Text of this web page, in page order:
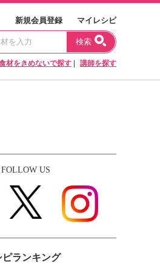
新規会員登録 マイレシピ
検索
材をきめないで探す 講師を探す
FOLLOW US
ランキング